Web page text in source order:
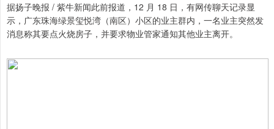
据扬子晚报 / 紫牛新闻此前报道，12 月 18 日，有网传聊天记录显
示，广东珠海绿景玺悦湾（南区）小区的业主群内，一名业主突然发
消息称其要点火烧房子，并要求物业管家通知其他业主离开。